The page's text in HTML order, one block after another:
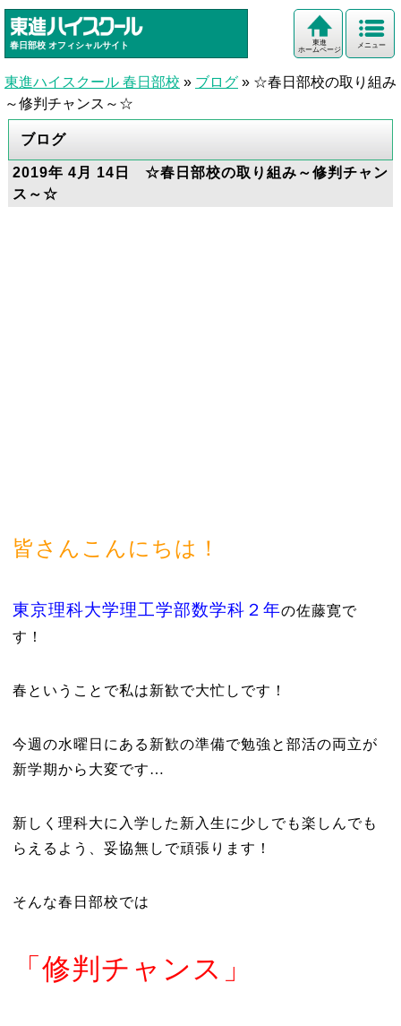
春日部校 オフィシャルサイト メニュー
東進
ホームページ
東進ハイスクール 春日部校 » ブログ » ☆春日部校の取り組み
～修判チャンス～☆
ブログ
2019年 4月 14日 ☆春日部校の取り組み～修判チャン
ス～☆
皆さんこんにちは！
東京理科大学理工学部数学科２年の佐藤寛で
す！
春ということで私は新歓で大忙しです！
今週の水曜日にある新歓の準備で勉強と部活の両立が
新学期から大変です…
新しく理科大に入学した新入生に少しでも楽しんでも
らえるよう、妥協無しで頑張ります！
そんな春日部校では
「修判チャンス」